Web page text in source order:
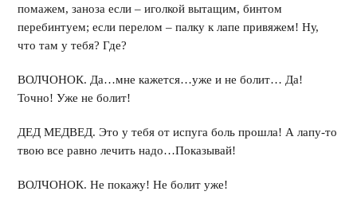
помажем, заноза если – иголкой вытащим, бинтом
перебинтуем; если перелом – палку к лапе привяжем! Ну,
что там у тебя? Где?
ВОЛЧОНОК. Да…мне кажется…уже и не болит… Да!
Точно! Уже не болит!
ДЕД МЕДВЕД. Это у тебя от испуга боль прошла! А лапу-то
твою все равно лечить надо…Показывай!
ВОЛЧОНОК. Не покажу! Не болит уже!